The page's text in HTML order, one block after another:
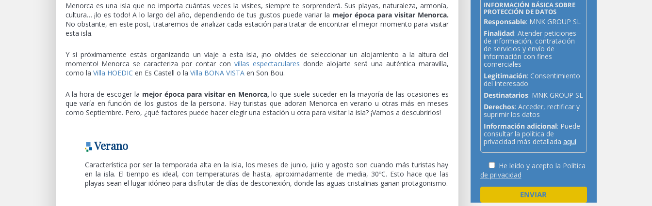
Menorca es una isla que no importa cuántas veces la visites, siempre te sorprenderá. Sus playas, naturaleza, armonía,
cultura… ¡lo es todo! A lo largo del año, dependiendo de tus gustos puede variar la mejor época para visitar Menorca.
No obstante, en este post, trataremos de analizar cada estación para tratar de encontrar el mejor momento para visitar
esta isla.
Y si próximamente estás organizando un viaje a esta isla, ¡no olvides de seleccionar un alojamiento a la altura del
momento! Menorca se caracteriza por contar con villas espectaculares donde alojarte será una auténtica maravilla,
como la Villa HOEDIC en Es Castell o la Villa BONA VISTAen Son Bou.
A la hora de escoger la mejor época para visitar en Menorca,lo que suele suceder en la mayoría de las ocasiones es
que varía en función de los gustos de la persona. Hay turistas que adoran Menorca en verano u otras más en meses
como Septiembre. Pero, ¿qué factores puede hacer elegir una estación u otra para visitar la isla? ¡Vamos a descubrirlos!
Verano
Característica por ser la temporada alta en la isla, los meses de junio, julio y agosto son cuando más turistas hay
en la isla. El tiempo es ideal, con temperaturas de hasta, aproximadamente de media, 30ºC. Esto hace que las
playas sean el lugar idóneo para disfrutar de días de desconexión, donde las aguas cristalinas ganan protagonismo.
INFORMACIÓN BÁSICA SOBRE
PROTECCIÓN DE DATOS
Responsable: MNK GROUP SL
Finalidad: Atender peticiones
de información, contratación
de servicios y envío de
información con fines
comerciales
Legitimación: Consentimiento
del interesado
Destinatarios: MNK GROUP SL
Derechos: Acceder, rectificar y
suprimir los datos
Información adicional: Puede
consultar la política de
privacidad más detallada aquí
He leído y acepto la Política
de privacidad